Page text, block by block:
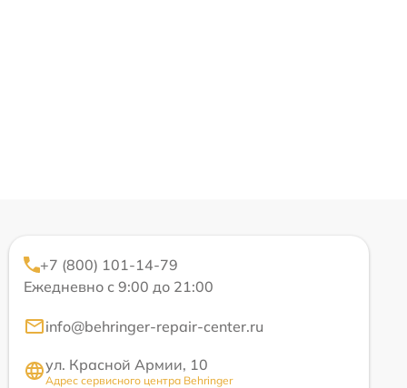
+7 (800) 101-14-79
Ежедневно с 9:00 до 21:00
info@behringer-repair-center.ru
ул. Красной Армии, 10
Адрес сервисного центра Behringer